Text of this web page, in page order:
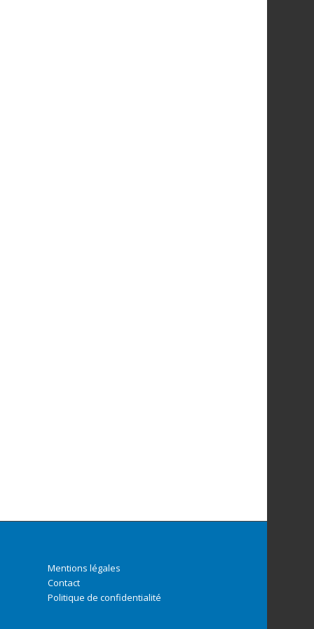
Mentions légales
Contact
Politique de confidentialité